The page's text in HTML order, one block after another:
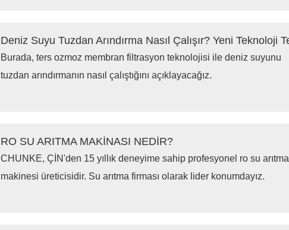
Burada, ters ozmoz membran filtrasyon teknolojisi ile deniz suyunu
tuzdan arındırmanın nasıl çalıştığını açıklayacağız.
RO SU ARITMA MAKİNASI NEDİR?
CHUNKE, ÇİN'den 15 yıllık deneyime sahip profesyonel ro su arıtma
makinesi üreticisidir. Su arıtma firması olarak lider konumdayız.